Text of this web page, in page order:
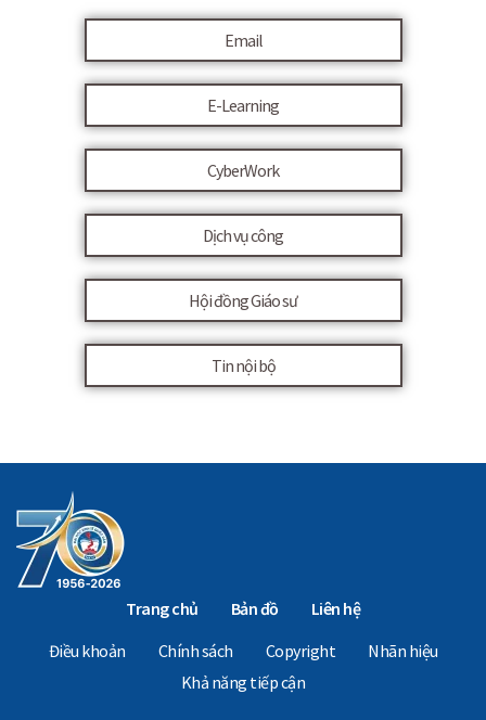
Email
E-Learning
CyberWork
Dịch vụ công
Hội đồng Giáo sư
Tin nội bộ
Trang chủ Bản đồ
Liên hệ
Điều khoản
Chính sách Copyright
Nhãn hiệu
Khả năng tiếp cận